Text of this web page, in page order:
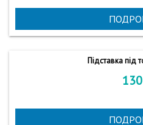
Підставка під
130